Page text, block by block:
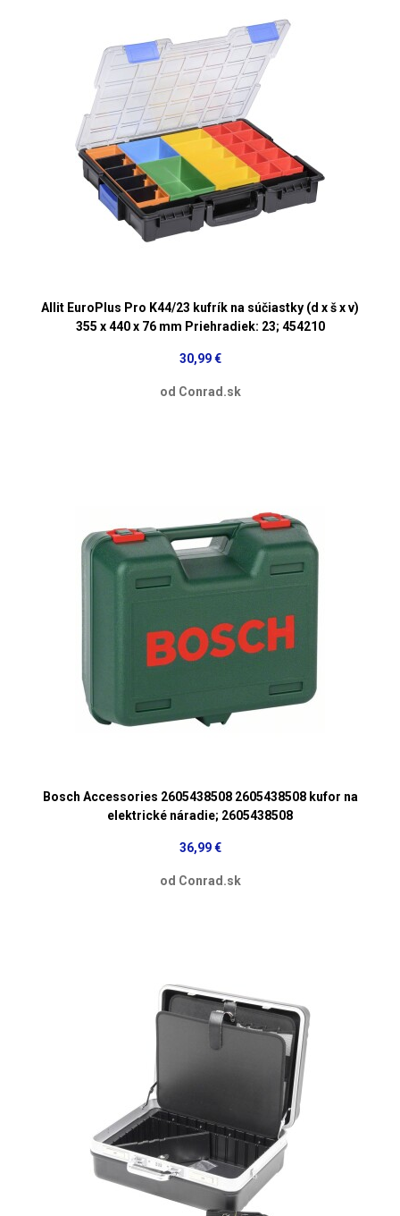
Allit EuroPlus Pro K44/23 kufrík na súčiastky (d x š x v)
355 x 440 x 76 mm Priehradiek: 23; 454210
30,99 €
od Conrad.sk
Bosch Accessories 2605438508 2605438508 kufor na
elektrické náradie; 2605438508
36,99 €
od Conrad.sk